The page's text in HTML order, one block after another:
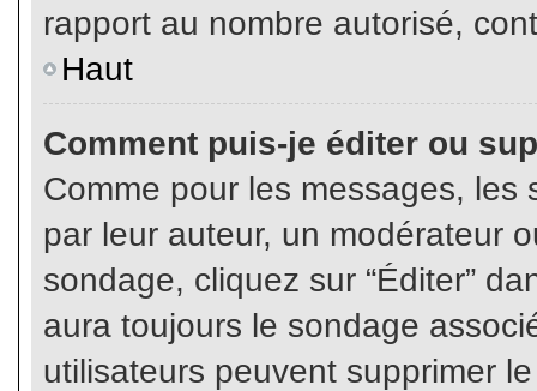
rapport au nombre autorisé,
Haut
Comment puis-je éditer ou
Comme pour les messages,
par leur auteur, un modérateur
sondage, cliquez sur “Éditer”
aura toujours le sondage
utilisateurs peuvent supprimer